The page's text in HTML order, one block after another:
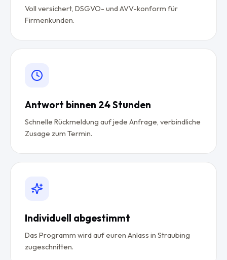
Voll versichert, DSGVO- und AVV-konform für
Firmenkunden.
Antwort binnen 24 Stunden
Schnelle Rückmeldung auf jede Anfrage, verbindliche
Zusage zum Termin.
Individuell abgestimmt
Das Programm wird auf euren Anlass in Straubing
zugeschnitten.